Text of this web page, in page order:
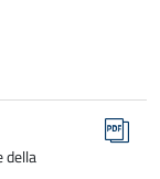
della